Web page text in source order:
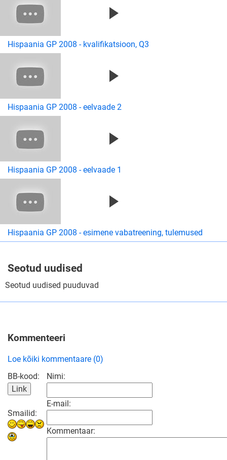
Hispaania GP 2008 - kvalifikatsioon, Q3
Hispaania GP 2008 - eelvaade 2
Hispaania GP 2008 - eelvaade 1
Hispaania GP 2008 - esimene vabatreening, tulemused
Seotud uudised
Seotud uudised puuduvad
Kommenteeri
Loe kõiki kommentaare (0)
BB-kood:
Smailid:
Nimi:
E-mail:
Kommentaar: